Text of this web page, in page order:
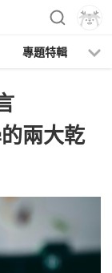
專題特輯
兩大乾